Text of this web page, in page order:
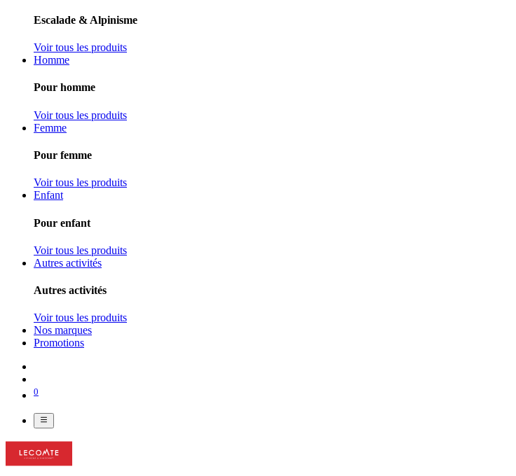
Escalade & Alpinisme
Voir tous les produits
Homme
Pour homme
Voir tous les produits
Femme
Pour femme
Voir tous les produits
Enfant
Pour enfant
Voir tous les produits
Autres activités
Autres activités
Voir tous les produits
Nos marques
Promotions
0